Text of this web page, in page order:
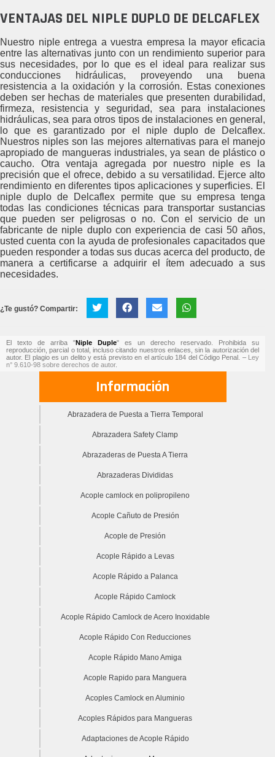
VENTAJAS DEL NIPLE DUPLO DE DELCAFLEX
Nuestro niple entrega a vuestra empresa la mayor eficacia
entre las alternativas junto con un rendimiento superior para
sus necesidades, por lo que es el ideal para realizar sus
conducciones hidráulicas, proveyendo una buena
resistencia a la oxidación y la corrosión. Estas conexiones
deben ser hechas de materiales que presenten durabilidad,
firmeza, resistencia y seguridad, sea para instalaciones
hidráulicas, sea para otros tipos de instalaciones en general,
lo que es garantizado por el niple duplo de Delcaflex.
Nuestros niples son las mejores alternativas para el manejo
apropiado de mangueras industriales, ya sean de plástico o
caucho. Otra ventaja agregada por nuestro niple es la
precisión que el ofrece, debido a su versatilidad. Ejerce alto
rendimiento en diferentes tipos aplicaciones y superficies. El
niple duplo de Delcaflex permite que su empresa tenga
todas las condiciones técnicas para transportar sustancias
que pueden ser peligrosas o no. Con el servicio de un
fabricante de niple duplo con experiencia de casi 50 años,
usted cuenta con la ayuda de profesionales capacitados que
pueden responder a todas sus ducas acerca del producto, de
manera a certificarse a adquirir el ítem adecuado a sus
necesidades.
¿Te gustó? Compartir:
El texto de arriba "Niple Duple" es un derecho reservado. Prohibida su
reproducción, parcial o total, incluso citando nuestros enlaces, sin la autorización del
autor. El plagio es un delito y está previsto en el artículo 184 del Código Penal. – Ley
n° 9.610-98 sobre derechos de autor.
Información
Abrazadera de Puesta a Tierra Temporal
Abrazadera Safety Clamp
Abrazaderas de Puesta A Tierra
Abrazaderas Divididas
Acople camlock en polipropileno
Acople Cañuto de Presión
Acople de Presión
Acople Rápido a Levas
Acople Rápido a Palanca
Acople Rápido Camlock
Acople Rápido Camlock de Acero Inoxidable
Acople Rápido Con Reducciones
Acople Rápido Mano Amiga
Acople Rapido para Manguera
Acoples Camlock en Aluminio
Acoples Rápidos para Mangueras
Adaptaciones de Acople Rápido